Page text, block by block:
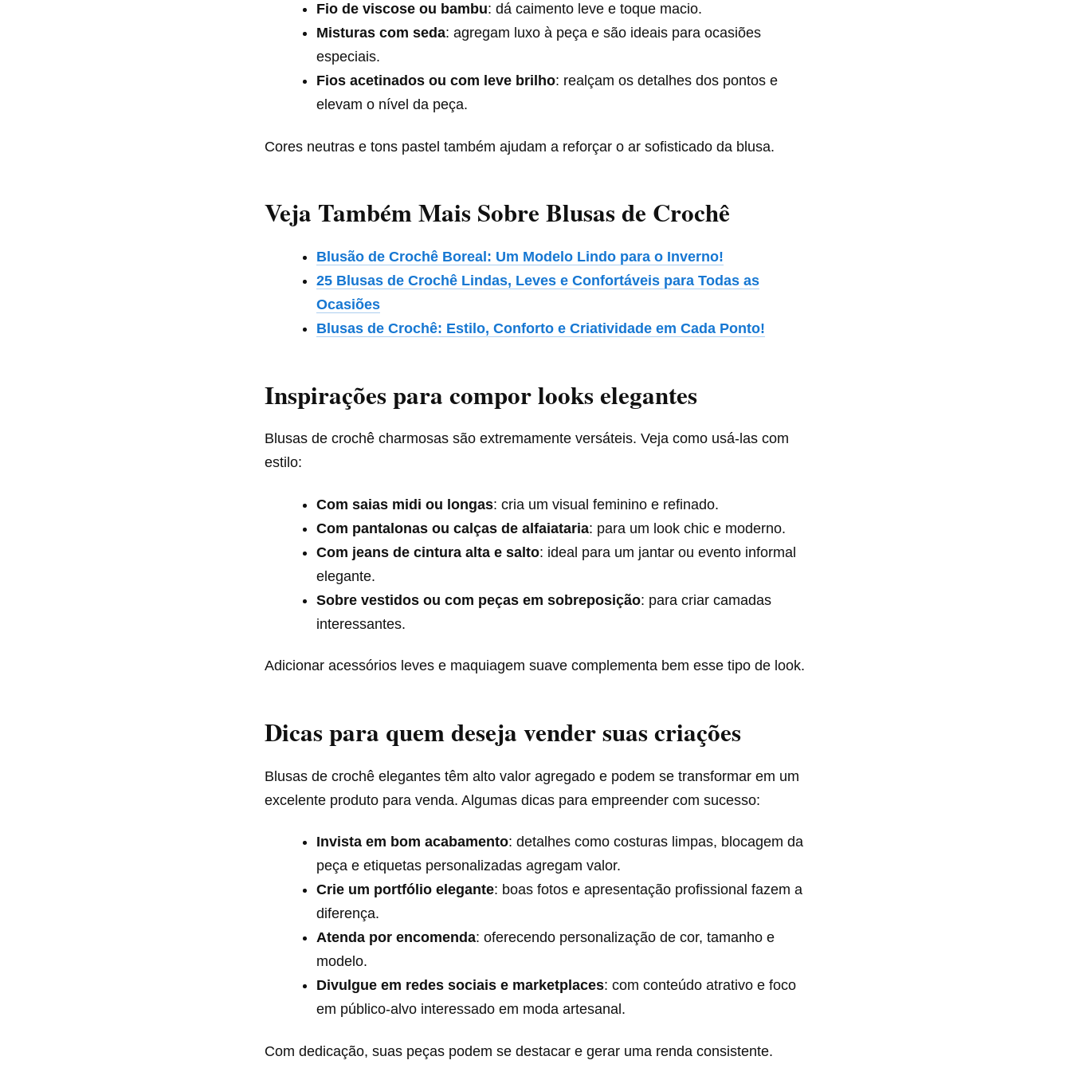
Fio de viscose ou bambu: dá caimento leve e toque macio.
Misturas com seda: agregam luxo à peça e são ideais para ocasiões
especiais.
Fios acetinados ou com leve brilho: realçam os detalhes dos pontos e
elevam o nível da peça.
Cores neutras e tons pastel também ajudam a reforçar o ar sofisticado da blusa.
Veja Também Mais Sobre Blusas de Crochê
Blusão de Crochê Boreal: Um Modelo Lindo para o Inverno!
25 Blusas de Crochê Lindas, Leves e Confortáveis para Todas as
Ocasiões
Blusas de Crochê: Estilo, Conforto e Criatividade em Cada Ponto!
Inspirações para compor looks elegantes
Blusas de crochê charmosas são extremamente versáteis. Veja como usá-las com
estilo:
Com saias midi ou longas: cria um visual feminino e refinado.
Com pantalonas ou calças de alfaiataria: para um look chic e moderno.
Com jeans de cintura alta e salto: ideal para um jantar ou evento informal
elegante.
Sobre vestidos ou com peças em sobreposição: para criar camadas
interessantes.
Adicionar acessórios leves e maquiagem suave complementa bem esse tipo de look.
Dicas para quem deseja vender suas criações
Blusas de crochê elegantes têm alto valor agregado e podem se transformar em um
excelente produto para venda. Algumas dicas para empreender com sucesso:
Invista em bom acabamento: detalhes como costuras limpas, blocagem da
peça e etiquetas personalizadas agregam valor.
Crie um portfólio elegante: boas fotos e apresentação profissional fazem a
diferença.
Atenda por encomenda: oferecendo personalização de cor, tamanho e
modelo.
Divulgue em redes sociais e marketplaces: com conteúdo atrativo e foco
em público-alvo interessado em moda artesanal.
Com dedicação, suas peças podem se destacar e gerar uma renda consistente.